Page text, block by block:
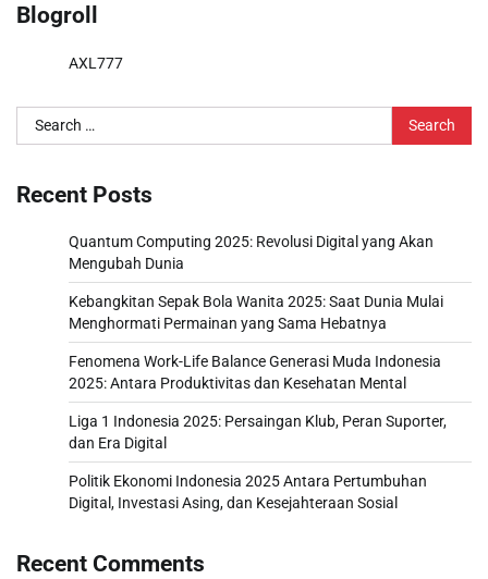
Blogroll
AXL777
Search
for:
Recent Posts
Quantum Computing 2025: Revolusi Digital yang Akan
Mengubah Dunia
Kebangkitan Sepak Bola Wanita 2025: Saat Dunia Mulai
Menghormati Permainan yang Sama Hebatnya
Fenomena Work-Life Balance Generasi Muda Indonesia
2025: Antara Produktivitas dan Kesehatan Mental
Liga 1 Indonesia 2025: Persaingan Klub, Peran Suporter,
dan Era Digital
Politik Ekonomi Indonesia 2025 Antara Pertumbuhan
Digital, Investasi Asing, dan Kesejahteraan Sosial
Recent Comments